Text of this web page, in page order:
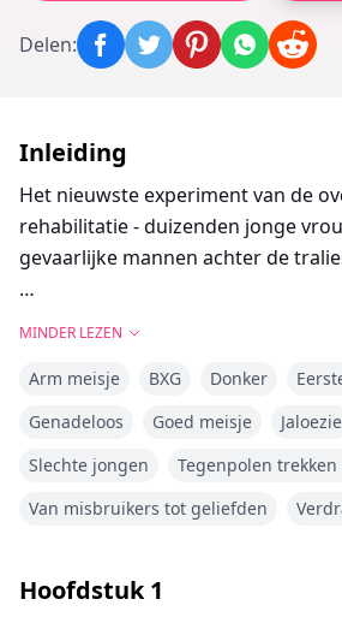
Delen:
Inleiding
Het nieuwste experiment van de
rehabilitatie - duizenden jonge
gevaarlijke mannen achter de
onder de gevangenen?
uitzichtloze geboortestad, verlangt
ontsnapping. Haar roekeloze beste
controversieel programma dat een
MINDER LEZEN
Arm meisje BXG Donker
Genadeloos
Goed meisje Jaloezie
Slechte jongen
Tegenpolen trekken
Van misbruikers tot geliefden
Hoofdstuk1